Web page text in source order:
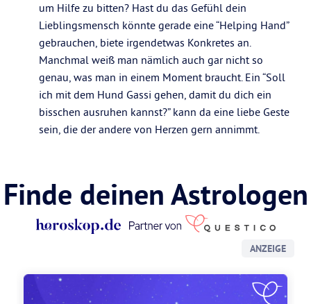
um Hilfe zu bitten? Hast du das Gefühl dein
Lieblingsmensch könnte gerade eine “Helping Hand”
gebrauchen, biete irgendetwas Konkretes an.
Manchmal weiß man nämlich auch gar nicht so
genau, was man in einem Moment braucht. Ein “Soll
ich mit dem Hund Gassi gehen, damit du dich ein
bisschen ausruhen kannst?” kann da eine liebe Geste
sein, die der andere von Herzen gern annimmt.
Finde deinen Astrologen
ANZEIGE